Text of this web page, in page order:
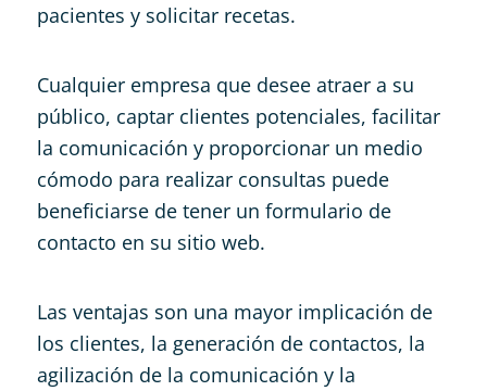
pacientes y solicitar recetas.
Cualquier empresa que desee atraer a su
público, captar clientes potenciales, facilitar
la comunicación y proporcionar un medio
cómodo para realizar consultas puede
beneficiarse de tener un formulario de
contacto en su sitio web.
Las ventajas son una mayor implicación de
los clientes, la generación de contactos, la
agilización de la comunicación y la